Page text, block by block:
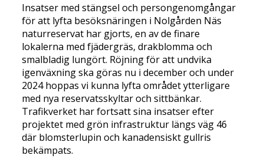
Insatser med stängsel och persongenomgångar
för att lyfta besöksnäringen i Nolgården Näs
naturreservat har gjorts, en av de finare
lokalerna med fjädergräs, drakblomma och
smalbladig lungört. Röjning för att undvika
igenväxning ska göras nu i december och under
2024 hoppas vi kunna lyfta området ytterligare
med nya reservatsskyltar och sittbänkar.
Trafikverket har fortsatt sina insatser efter
projektet med grön infrastruktur längs väg 46
där blomsterlupin och kanadensiskt gullris
bekämpats.